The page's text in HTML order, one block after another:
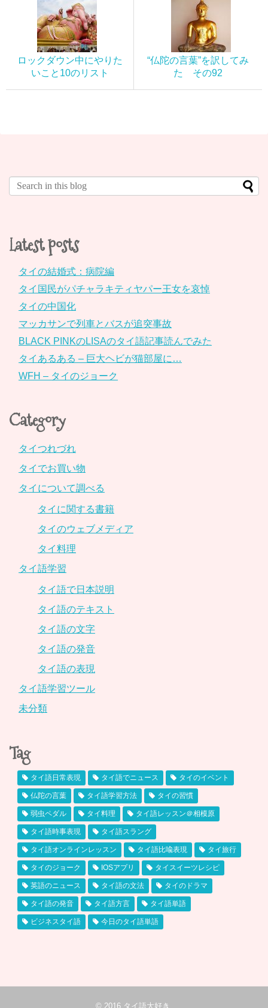
ロックダウン中にやりた
いこと10のリスト
“仏陀の言葉”を訳してみ
た その92
Latest posts
タイの結婚式：病院編
タイ国民がパチャラキティヤパー王女を哀悼
タイの中国化
マッカサンで列車とバスが追突事故
BLACK PINKのLISAのタイ語記事読んでみた
タイあるある – 巨大ヘビが猫部屋に…
WFH – タイのジョーク
Category
タイつれづれ
タイでお買い物
タイについて調べる
タイに関する書籍
タイのウェブメディア
タイ料理
タイ語学習
タイ語で日本説明
タイ語のテキスト
タイ語の文字
タイ語の発音
タイ語の表現
タイ語学習ツール
未分類
Tag
タイ語日常表現 タイ語でニュース タイのイベント
仏陀の言葉 タイ語学習方法 タイの習慣
弱虫ペダル タイ料理 タイ語レッスン＠相模原
タイ語時事表現 タイ語スラング
タイ語オンラインレッスン タイ語比喩表現 タイ旅行
タイのジョーク IOSアプリ タイスイーツレシピ
英語のニュース タイ語の文法 タイのドラマ
タイ語の発音 タイ語方言 タイ語単語
ビジネスタイ語 今日のタイ語単語
© 2016 タイ語大好き